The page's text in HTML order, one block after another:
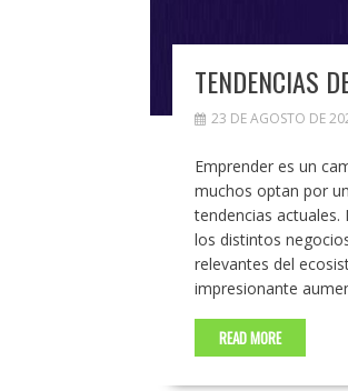
TENDENCIAS
23 DE AGOSTO DE
Emprender es un
muchos optan por
tendencias
los distintos
relevantes del
impresionante
READ MORE